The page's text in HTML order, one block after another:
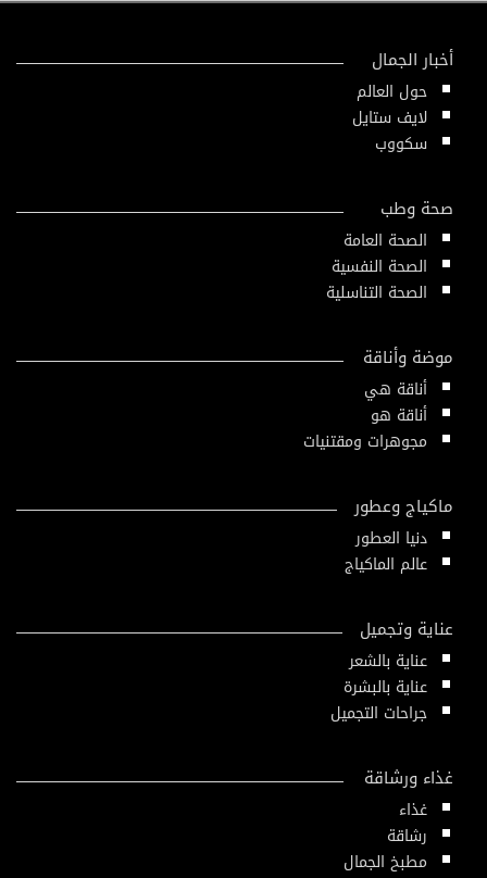
أخبار الجمال
حول العالم
لايف ستايل
سكووب
صحة وطب
الصحة العامة
الصحة النفسية
الصحة التناسلية
موضة وأناقة
أناقة هي
أناقة هو
مجوهرات ومقتنيات
ماكياج وعطور
دنيا العطور
عالم الماكياج
عناية وتجميل
عناية بالشعر
عناية بالبشرة
جراحات التجميل
غذاء ورشاقة
غذاء
رشاقة
مطبخ الجمال